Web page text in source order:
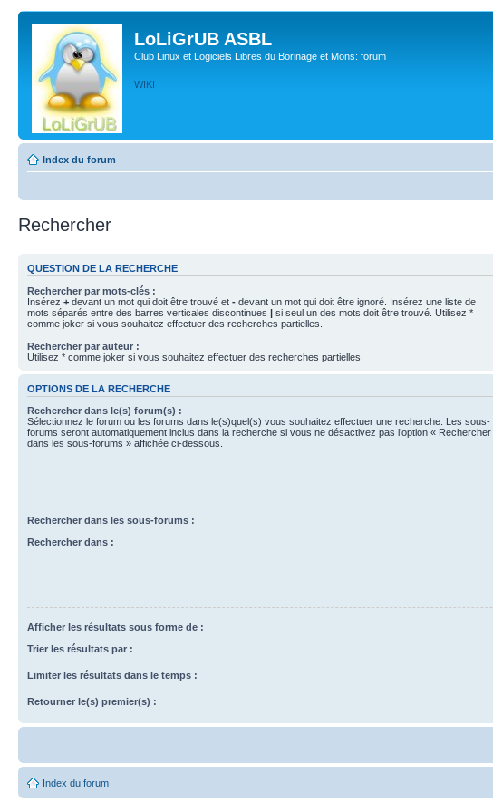
LoLiGrUB ASBL
Club Linux et Logiciels Libres du Borinage et Mons: forum
WIKI
Index du forum
Rechercher
QUESTION DE LA RECHERCHE
Rechercher par mots-clés :
Insérez + devant un mot qui doit être trouvé et - devant un mot qui doit être ignoré. Insérez une liste de
mots séparés entre des barres verticales discontinues | si seul un des mots doit être trouvé. Utilisez *
comme joker si vous souhaitez effectuer des recherches partielles.
Rechercher par auteur :
Utilisez * comme joker si vous souhaitez effectuer des recherches partielles.
OPTIONS DE LA RECHERCHE
Rechercher dans le(s) forum(s) :
Sélectionnez le forum ou les forums dans le(s)quel(s) vous souhaitez effectuer une recherche. Les sous-
forums seront automatiquement inclus dans la recherche si vous ne désactivez pas l’option « Rechercher
dans les sous-forums » affichée ci-dessous.
Rechercher dans les sous-forums :
Rechercher dans :
Afficher les résultats sous forme de :
Trier les résultats par :
Limiter les résultats dans le temps :
Retourner le(s) premier(s) :
Index du forum